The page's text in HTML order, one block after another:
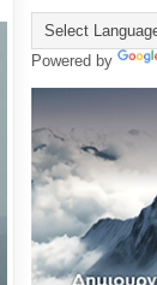
Powered by